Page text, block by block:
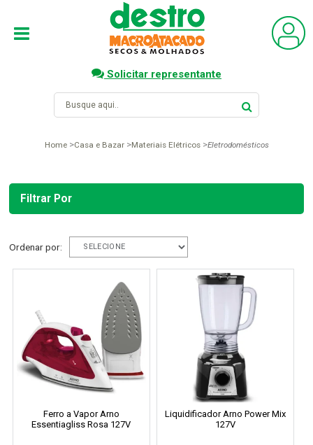
Solicitar representante
Home Casa e Bazar Materiais Elétricos Eletrodomésticos
Filtrar Por
Ordenar por:
Ferro a Vapor Arno
Essentiagliss Rosa 127V
Liquidificador Arno Power Mix
127V